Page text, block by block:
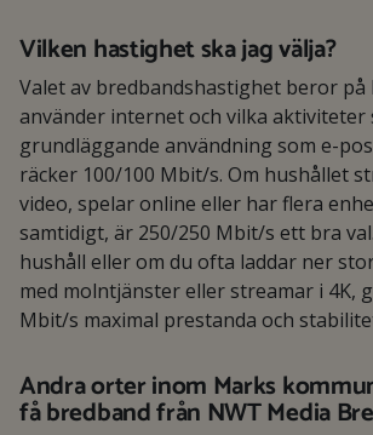
Vilken hastighet ska jag välja?
Valet av bredbandshastighet beror på
använder internet och vilka aktiviteter
grundläggande användning som e-
räcker 100/100 Mbit/s. Om hushållet
video, spelar online eller har flera
samtidigt, är 250/250 Mbit/s ett bra
hushåll eller om du ofta laddar ner
med molntjänster eller streamar i 4K,
Mbit/s maximal prestanda och
Andra orter inom Marks
få bredband från NWT Media